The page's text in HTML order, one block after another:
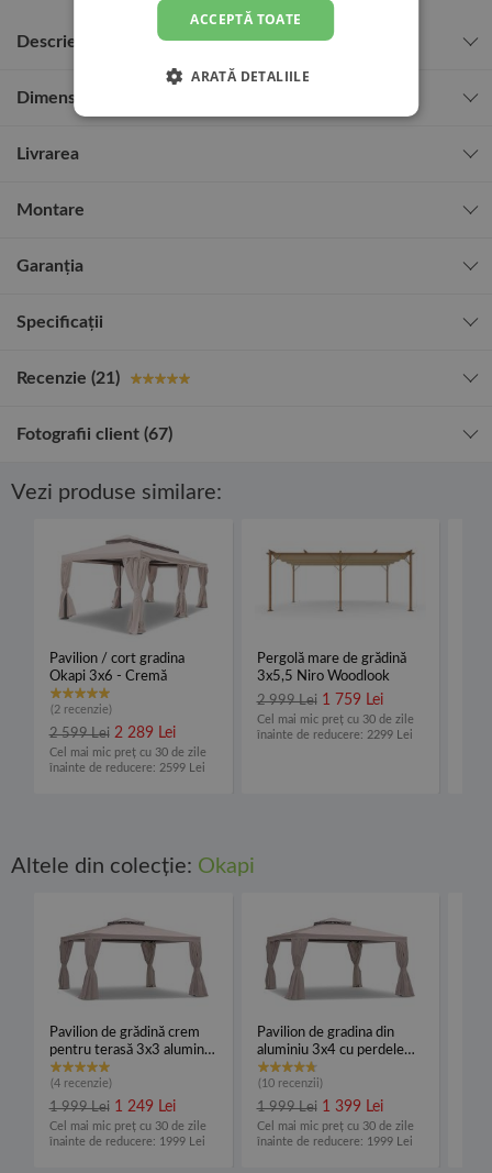
Descrierea produsului
Dimensiuni
Livrarea
Montare
Garanția
Specificații
Recenzie (21)
Fotografii client (67)
Vezi produse similare:
Pavilion / cort gradina
Okapi 3x6 - Cremă
(2 recenzie)
2 599 Lei 2 289 Lei
Cel mai mic preț cu 30 de zile
înainte de reducere: 2599 Lei
Pergolă mare de grădină
3x5,5 Niro Woodlook
2 999 Lei 1 759 Lei
Cel mai mic preț cu 30 de zile
înainte de reducere: 2299 Lei
Altele din colecție: Okapi
Pavilion de grădină crem
pentru terasă 3x3 aluminiu
Okapi
(4 recenzie)
1 999 Lei 1 249 Lei
Cel mai mic preț cu 30 de zile
înainte de reducere: 1999 Lei
Pavilion de gradina din
aluminiu 3x4 cu perdele
Okapi - Cremă
(10 recenzii)
1 999 Lei 1 399 Lei
Cel mai mic preț cu 30 de zile
înainte de reducere: 1999 Lei
ACCEPTĂ TOATE
ARATĂ DETALIILE